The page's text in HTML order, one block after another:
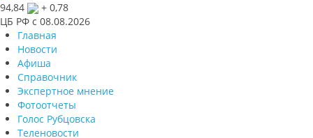
94,84
+ 0,78
ЦБ РФ c 08.08.2026
Главная
Новости
Афиша
Справочник
Экспертное мнение
Фотоотчеты
Голос Рубцовска
Теленовости